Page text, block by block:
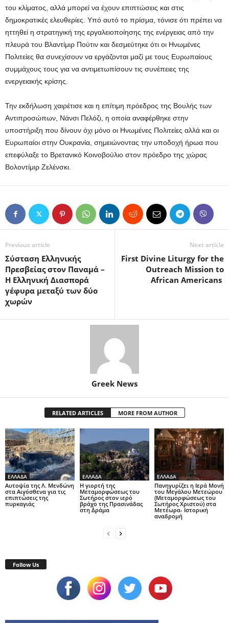
του κλίματος, αλλά μπορεί να έχουν επιπτώσεις και στις
δημοκρατικές ελευθερίες. Υπό αυτό το πρίσμα, τόνισε ότι πρέπει να
ηττηθεί η στρατηγική της εργαλειοποίησης της ενέργειας από την
πλευρά του Βλαντίμιρ Πούτιν και δεσμεύτηκε ότι οι Ηνωμένες
Πολιτείες θα συνεχίσουν να εργάζονται μαζί με τους Ευρωπαίους
συμμάχους τους για να αντιμετωπίσουν τις συνέπειες της
ενεργειακής κρίσης.
Την εκδήλωση χαιρέτισε και η επίτιμη πρόεδρος της Βουλής των
Αντιπροσώπων, Νάνσι Πελόζι, η οποία αναφέρθηκε στην
υποστήριξη που δίνουν όχι μόνο οι Ηνωμένες Πολιτείες αλλά και οι
Ευρωπαίοι στην Ουκρανία, σημειώνοντας την υποδοχή ήρωα που
επεφύλαξε το Βρετανικό Κοινοβούλιο στον πρόεδρο της χώρας
Βολοντίμιρ Ζελένσκι.
Previous article
Σύσταση Eλληνικής
Πρεσβείας στον Παναμά –
Η Ελληνική Διασπορά
γέφυρα μεταξύ των δύο
χωρών
Next article
First Divine Liturgy for the
Outreach Mission to
African Americans
Greek News
RELATED ARTICLES MORE FROM AUTHOR
ΕΛΛΑΔΑ
Αυτοψία της Λ. Μενδώνη
στα Αιγόσθενα για τις
επιπτώσεις της
πυρκαγιάς
ΕΛΛΑΔΑ
Η γιορτή της
Μεταμορφώσεως του
Σωτήρος στον ιερό
βράχο της Πρασινάδας
στη Δράμα
ΕΛΛΑΔΑ
Πανηγυρίζει η Ιερά Μονή
του Μεγάλου Μετεώρου
(Μεταμορφώσεως του
Σωτήρος Χριστού) στα
Μετέωρα- Ιστορική
αναδρομή
Follow Us